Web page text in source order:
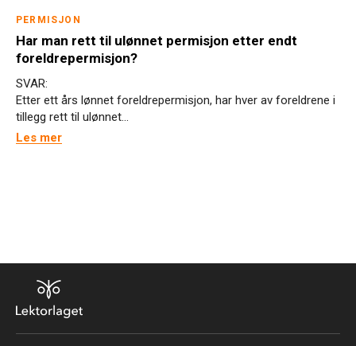
PERMISJON
Har man rett til ulønnet permisjon etter endt
foreldrepermisjon?
SVAR:
Etter ett års lønnet foreldrepermisjon, har hver av foreldrene i
tillegg rett til ulønnet...
Les mer